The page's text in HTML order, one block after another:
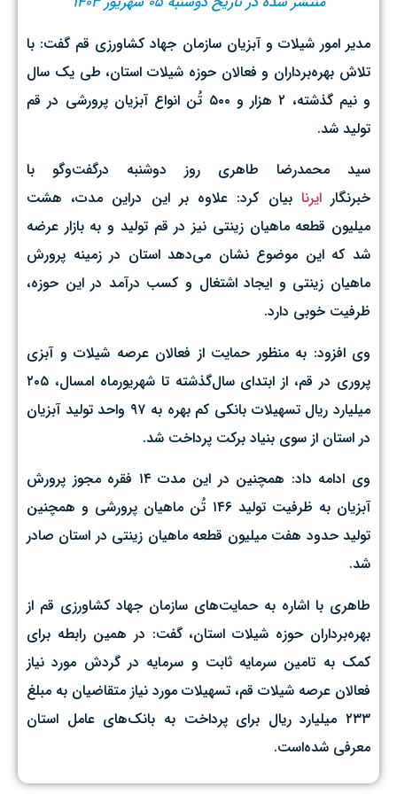
مدیر امور شیلات و آبزیان سازمان جهاد کشاورزی قم گفت: با
تلاش بهره‌برداران و فعالان حوزه شیلات استان، طی یک سال
و نیم گذشته،‌ ۲ هزار و ۵۰۰ تُن انواع آبزیان پرورشی در قم
تولید شد.
سید محمدرضا طاهری روز دوشنبه درگفت‌وگو با
خبرنگارایرنا بیان کرد: علاوه بر این دراین مدت، هشت
میلیون قطعه ماهیان زینتی نیز در قم تولید و به بازار عرضه
شد که این موضوع نشان می‌دهد استان در زمینه پرورش
ماهیان زینتی و ایجاد اشتغال و کسب درآمد در این حوزه،
ظرفیت خوبی دارد.
وی افزود: به منظور حمایت از فعالان عرصه شیلات و آبزی
پروری در قم، از ابتدای سال‌گذشته تا شهریورماه امسال، ۲۰۵
میلیارد ریال تسهیلات بانکی کم بهره‌ به ۹۷ واحد تولید آبزیان
در استان از سوی بنیاد برکت پرداخت شد.
وی ادامه داد: همچنین در این مدت ۱۴ فقره مجوز پرورش
آبزیان به ظرفیت تولید ۱۴۶ تُن ماهیان پرورشی و همچنین
تولید حدود هفت میلیون قطعه ماهیان زینتی در استان صادر
شد.
طاهری با اشاره به حمایت‌های سازمان جهاد کشاورزی قم از
بهره‌برداران حوزه شیلات استان، گفت: در همین رابطه برای
کمک به تامین سرمایه ثابت و سرمایه در گردش مورد نیاز
فعالان عرصه شیلات قم، تسهیلات مورد نیاز متقاضیان به مبلغ
۲۳۳ میلیارد ریال برای پرداخت به بانک‌های عامل استان
معرفی شده‌است.